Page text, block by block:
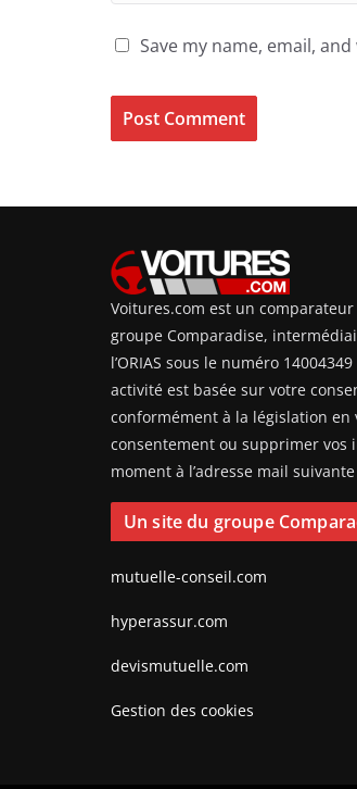
Save my name, email,
Voitures.com est un
groupe Comparadise,
l’ORIAS sous le numéro
activité est basée sur votre
conformément à la législation
consentement ou supprimer
moment à l’adresse mail suivante
Un site du groupe
mutuelle-conseil.com
hyperassur.com
devismutuelle.com
Gestion des cookies